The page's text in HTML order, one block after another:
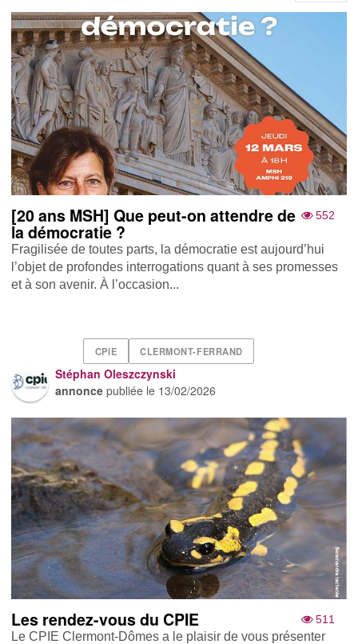
552
[20 ans MSH] Que peut-on attendre de
la démocratie ?
Fragilisée de toutes parts, la démocratie est aujourd’hui
l’objet de profondes interrogations quant à ses promesses
et à son avenir. À l’occasion...
CPIE CLERMONT-FERRAND
Stéphan Oleszczynski
annonce publiée le 13/02/2026
511
Les rendez-vous du CPIE
Le CPIE Clermont-Dômes a le plaisir de vous présenter